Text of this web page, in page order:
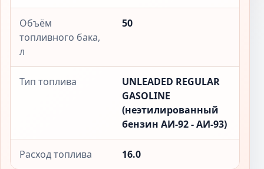
Объём
топливного бака,
л
50
Тип топлива
UNLEADED REGULAR
GASOLINE
(неэтилированный
бензин АИ-92 - АИ-93)
Расход топлива 16.0